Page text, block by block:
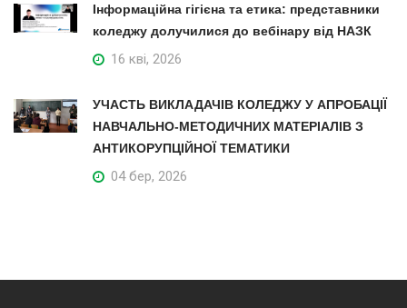
Інформаційна гігієна та етика: представники
коледжу долучилися до вебінару від НАЗК
16 кві, 2026
УЧАСТЬ ВИКЛАДАЧІВ КОЛЕДЖУ У АПРОБАЦІЇ
НАВЧАЛЬНО-МЕТОДИЧНИХ МАТЕРІАЛІВ З
АНТИКОРУПЦІЙНОЇ ТЕМАТИКИ
04 бер, 2026